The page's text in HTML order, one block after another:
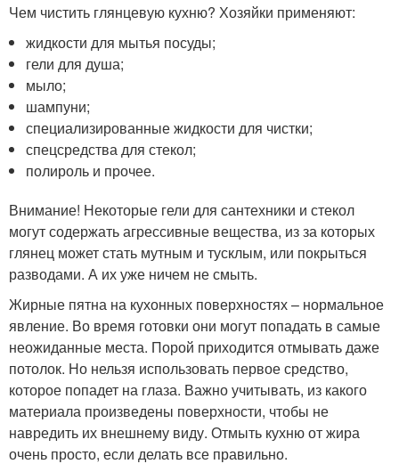
Чем чистить глянцевую кухню? Хозяйки применяют:
жидкости для мытья посуды;
гели для душа;
мыло;
шампуни;
специализированные жидкости для чистки;
спецсредства для стекол;
полироль и прочее.
Внимание! Некоторые гели для сантехники и стекол
могут содержать агрессивные вещества, из за которых
глянец может стать мутным и тусклым, или покрыться
разводами. А их уже ничем не смыть.
Жирные пятна на кухонных поверхностях – нормальное
явление. Во время готовки они могут попадать в самые
неожиданные места. Порой приходится отмывать даже
потолок. Но нельзя использовать первое средство,
которое попадет на глаза. Важно учитывать, из какого
материала произведены поверхности, чтобы не
навредить их внешнему виду. Отмыть кухню от жира
очень просто, если делать все правильно.